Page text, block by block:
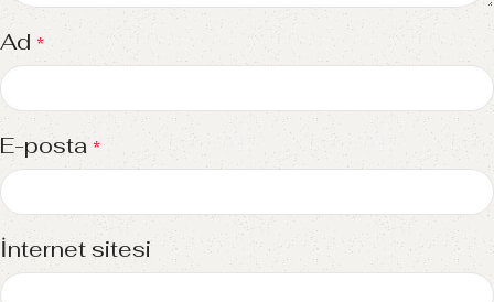
Ad *
E-posta *
İnternet sitesi